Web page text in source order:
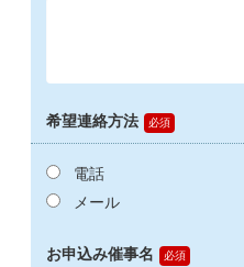
希望連絡方法
電話
メール
お申込み催事名